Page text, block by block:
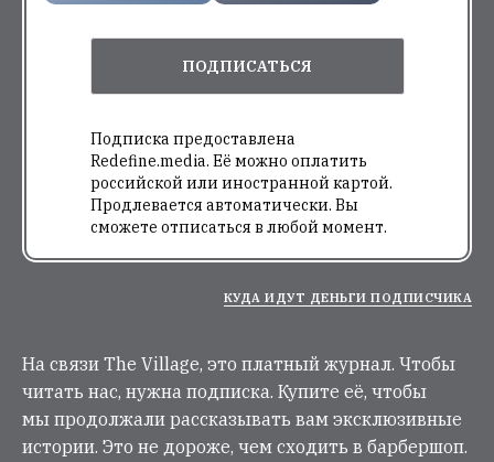
ПОДПИСАТЬСЯ
Подписка предоставлена
Redefine.media. Её можно оплатить
российской или иностранной картой.
Продлевается автоматически. Вы
сможете отписаться в любой момент.
КУДА ИДУТ ДЕНЬГИ ПОДПИСЧИКА
На связи The Village, это платный журнал. Чтобы
читать нас, нужна подписка. Купите её, чтобы
мы продолжали рассказывать вам эксклюзивные
истории. Это не дороже, чем сходить в барбершоп.